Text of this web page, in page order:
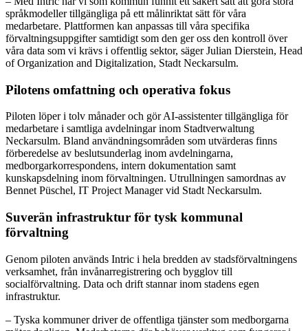
språkmodeller tillgängliga på ett målinriktat sätt för våra
medarbetare. Plattformen kan anpassas till våra specifika
förvaltningsuppgifter samtidigt som den ger oss den kontroll över
våra data som vi krävs i offentlig sektor, säger Julian Dierstein, Head
of Organization and Digitalization, Stadt Neckarsulm.
Pilotens omfattning och operativa fokus
Piloten löper i tolv månader och gör AI-assistenter tillgängliga för
medarbetare i samtliga avdelningar inom Stadtverwaltung
Neckarsulm. Bland användningsområden som utvärderas finns
förberedelse av beslutsunderlag inom avdelningarna,
medborgarkorrespondens, intern dokumentation samt
kunskapsdelning inom förvaltningen. Utrullningen samordnas av
Bennet Püschel, IT Project Manager vid Stadt Neckarsulm.
Suverän infrastruktur för tysk kommunal
förvaltning
Genom piloten används Intric i hela bredden av stadsförvaltningens
verksamhet, från invånarregistrering och bygglov till
socialförvaltning. Data och drift stannar inom stadens egen
infrastruktur.
– Tyska kommuner driver de offentliga tjänster som medborgarna